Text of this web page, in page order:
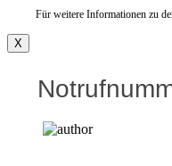
Für weitere Informationen zu
X